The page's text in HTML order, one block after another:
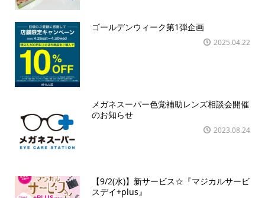
ゴールデンウィーク第1弾企画
2025.04.22
メガネスーパー色覚補助レンズ相談会開催
のお知らせ
2023.08.24
【9/2(水)】新サービス☆『マジカルサービ
スデイ+plus』